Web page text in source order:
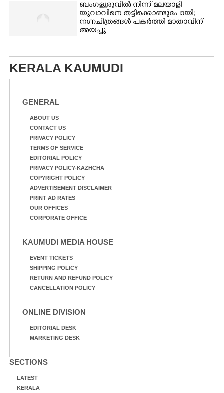
ബംഗളൂരുവിൽ നിന്ന് മലയാളി
യുവാവിനെ തട്ടിക്കൊണ്ടുപോയി;
നഗ്നചിത്രങ്ങൾ പകർത്തി മാതാവിന്
അയച്ചു
KERALA KAUMUDI
GENERAL
ABOUT US
CONTACT US
PRIVACY POLICY
TERMS OF SERVICE
EDITORIAL POLICY
PRIVACY POLICY-KAZHCHA
COPYRIGHT POLICY
ADVERTISEMENT DISCLAIMER
PRINT AD RATES
OUR OFFICES
CORPORATE OFFICE
KAUMUDI MEDIA HOUSE
EVENT TICKETS
SHIPPING POLICY
RETURN AND REFUND POLICY
CANCELLATION POLICY
ONLINE DIVISION
EDITORIAL DESK
MARKETING DESK
SECTIONS
LATEST
KERALA